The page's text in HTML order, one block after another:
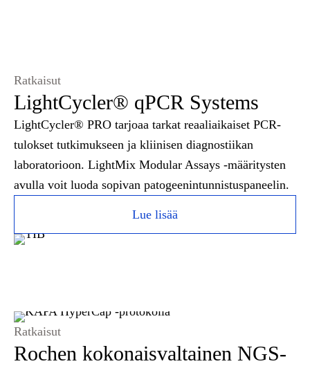
Ratkaisut
LightCycler® qPCR Systems
LightCycler® PRO tarjoaa tarkat reaaliaikaiset PCR-
tulokset tutkimukseen ja kliinisen diagnostiikan
laboratorioon. LightMix Modular Assays -määritysten
avulla voit luoda sopivan patogeenintunnistuspaneelin.
Lue lisää
Ratkaisut
Rochen kokonaisvaltainen NGS-